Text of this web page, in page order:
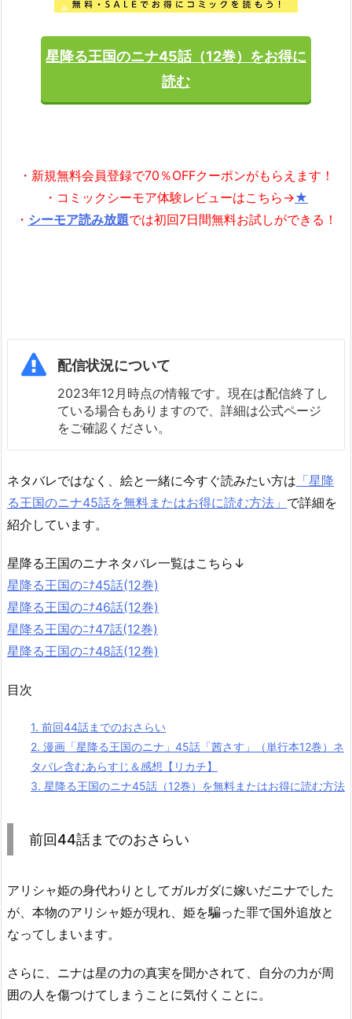
星降る王国のニナ45話（12巻）をお得に
読む
・新規無料会員登録で70％OFFクーポンがもらえます！
・コミックシーモア体験レビューはこちら→★
・ シーモア読み放題では初回7日間無料お試しができる！
配信状況について
2023年12月時点の情報です。現在は配信終了し
ている場合もありますので、詳細は公式ページ
をご確認ください。
ネタバレではなく、絵と一緒に今すぐ読みたい方は 「星降
る王国のニナ45話を無料またはお得に読む方法」 で詳細を
紹介しています。
星降る王国のニナネタバレ一覧はこちら↓
星降る王国のﾆﾅ45話(12巻)
星降る王国のﾆﾅ46話(12巻)
星降る王国のﾆﾅ47話(12巻)
星降る王国のﾆﾅ48話(12巻)
目次
1. 前回44話までのおさらい
2. 漫画「星降る王国のニナ」45話「茜さす」（単行本12巻）ネ
タバレ含むあらすじ＆感想【リカチ】
3. 星降る王国のニナ45話（12巻）を無料またはお得に読む方法
前回44話までのおさらい
アリシャ姫の身代わりとしてガルガダに嫁いだニナでした
が、本物のアリシャ姫が現れ、姫を騙った罪で国外追放と
なってしまいます。
さらに、ニナは星の力の真実を聞かされて、自分の力が周
囲の人を傷つけてしまうことに気付くことに。